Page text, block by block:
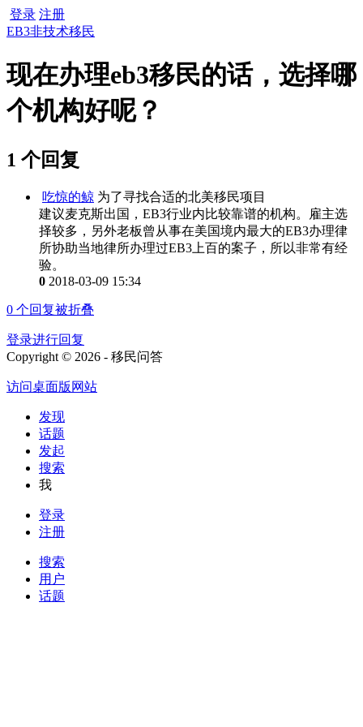
登录 注册
EB3非技术移民
现在办理eb3移民的话，选择哪
个机构好呢？
1 个回复
吃惊的鲸 为了寻找合适的北美移民项目
建议麦克斯出国，EB3行业内比较靠谱的机构。雇主选
择较多，另外老板曾从事在美国境内最大的EB3办理律
所协助当地律所办理过EB3上百的案子，所以非常有经
验。
0 2018-03-09 15:34
0 个回复被折叠
登录进行回复
Copyright © 2026 - 移民问答
访问桌面版网站
发现
话题
发起
搜索
我
登录
注册
搜索
用户
话题